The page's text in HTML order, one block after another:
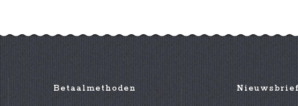
Betaalmethoden Nieuwsbrief